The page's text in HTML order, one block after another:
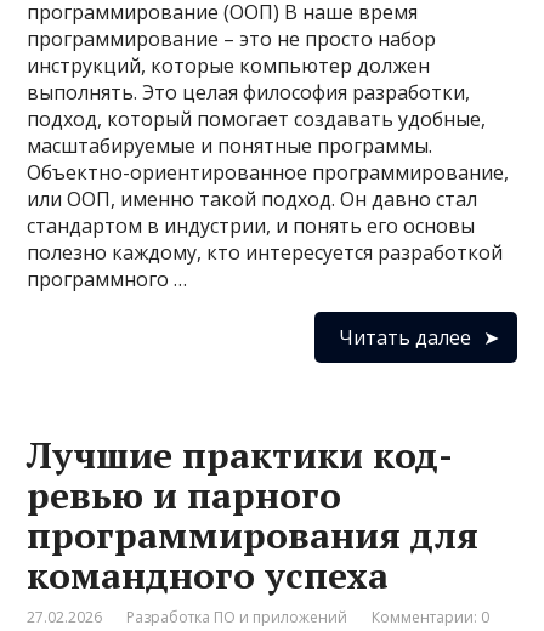
программирование (ООП) В наше время
программирование – это не просто набор
инструкций, которые компьютер должен
выполнять. Это целая философия разработки,
подход, который помогает создавать удобные,
масштабируемые и понятные программы.
Объектно-ориентированное программирование,
или ООП, именно такой подход. Он давно стал
стандартом в индустрии, и понять его основы
полезно каждому, кто интересуется разработкой
программного …
Читать далее
Лучшие практики код-
ревью и парного
программирования для
командного успеха
27.02.2026 Разработка ПО и приложений Комментарии: 0